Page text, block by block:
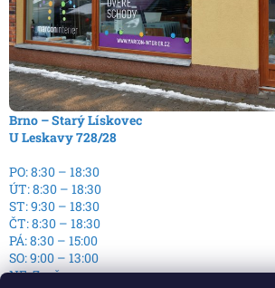
Brno – Starý Lískovec
U Leskavy 728/28
PO: 8:30 – 18:30
ÚT: 8:30 – 18:30
ST: 9:30 – 18:30
ČT: 8:30 – 18:30
PÁ: 8:30 – 15:00
SO: 9:00 – 13:00
NE: Zavřeno